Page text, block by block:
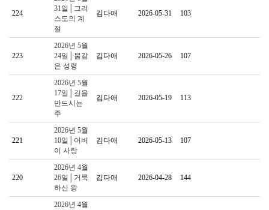
224
31일│그리
스도의 계
절
김다애 2026-05-31 103
223
2026년 5월
24일│불같
은 성령
김다애 2026-05-26 107
222
2026년 5월
17일│길을
만드시는
주
김다애 2026-05-19 113
221
2026년 5월
10일│어버
이 사랑
김다애 2026-05-13 107
220
2026년 4월
26일│거룩
하신 왕
김다애 2026-04-28 144
2026년 4월